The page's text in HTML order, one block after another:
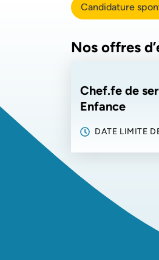
Candidature
Nos offres
Chef.fe de
Enfance
DATE LIMITE